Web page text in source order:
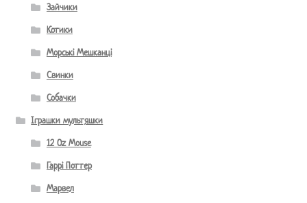
Зайчики
Котики
Морські Мешканці
Свинки
Собачки
Іграшки мультяшки
12 Oz Mouse
Гаррі Поттер
Марвел